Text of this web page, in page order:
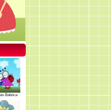
Babóca